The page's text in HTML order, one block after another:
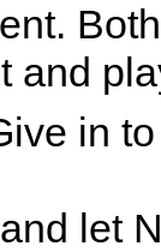
and
in
let